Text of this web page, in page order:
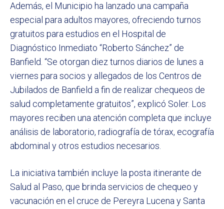
Además, el Municipio ha lanzado una campaña
especial para adultos mayores, ofreciendo turnos
gratuitos para estudios en el Hospital de
Diagnóstico Inmediato “Roberto Sánchez” de
Banfield. “Se otorgan diez turnos diarios de lunes a
viernes para socios y allegados de los Centros de
Jubilados de Banfield a fin de realizar chequeos de
salud completamente gratuitos”, explicó Soler. Los
mayores reciben una atención completa que incluye
análisis de laboratorio, radiografía de tórax, ecografía
abdominal y otros estudios necesarios.
La iniciativa también incluye la posta itinerante de
Salud al Paso, que brinda servicios de chequeo y
vacunación en el cruce de Pereyra Lucena y Santa